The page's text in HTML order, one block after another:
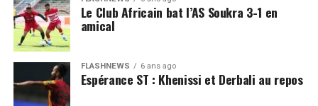
Le Club Africain bat l’AS Soukra 3-1 en
amical
FLASHNEWS 6 ans ago
Espérance ST : Khenissi et Derbali au repos